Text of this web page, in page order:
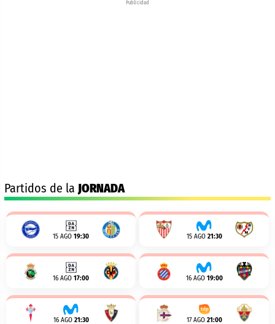
Publicidad
Partidos de la JORNADA
15 AGO 19:30 15 AGO 21:30
16 AGO 17:00 16 AGO 19:00
16 AGO 21:30 17 AGO 21:00